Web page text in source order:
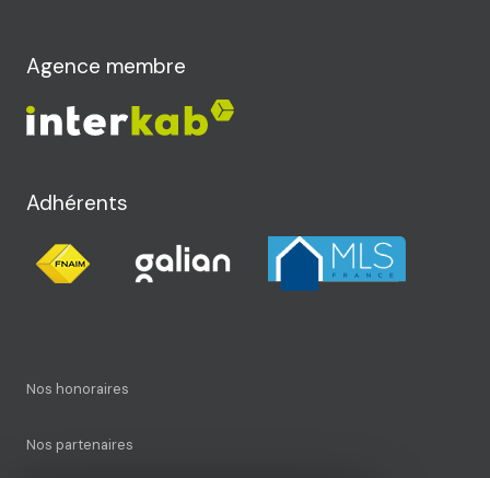
Agence membre
Adhérents
nos honoraires
nos partenaires